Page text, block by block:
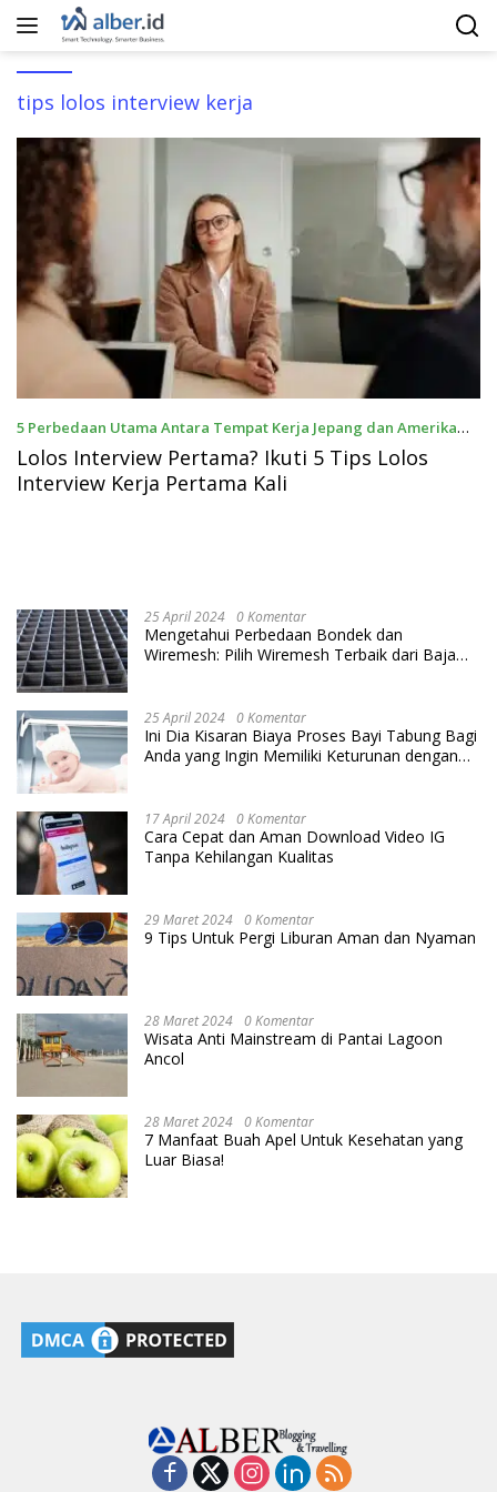
Langsung
tips lolos interview kerja
5 Perbedaan Utama Antara Tempat Kerja Jepang dan Amerika
14 Mei 2026
Lolos Interview Pertama? Ikuti 5 Tips Lolos
Interview Kerja Pertama Kali
25 April 2024 0 Komentar
Mengetahui Perbedaan Bondek dan
Wiremesh: Pilih Wiremesh Terbaik dari Baja
25 April 2024 0 Komentar
Ini Dia Kisaran Biaya Proses Bayi Tabung Bagi
Anda yang Ingin Memiliki Keturunan dengan
17 April 2024 0 Komentar
Cara Cepat dan Aman Download Video IG
Tanpa Kehilangan Kualitas
29 Maret 2024 0 Komentar
9 Tips Untuk Pergi Liburan Aman dan Nyaman
28 Maret 2024 0 Komentar
Wisata Anti Mainstream di Pantai Lagoon
Ancol
28 Maret 2024 0 Komentar
7 Manfaat Buah Apel Untuk Kesehatan yang
Luar Biasa!